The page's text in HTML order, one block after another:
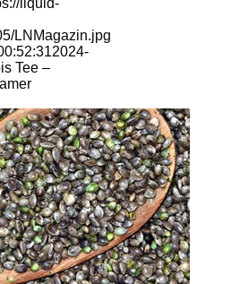
liquid-
LNMagazin.jpg
2024-
Tee –